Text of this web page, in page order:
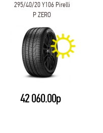
295/40/20 Y106 Pirelli
P ZERO
42 060.00р